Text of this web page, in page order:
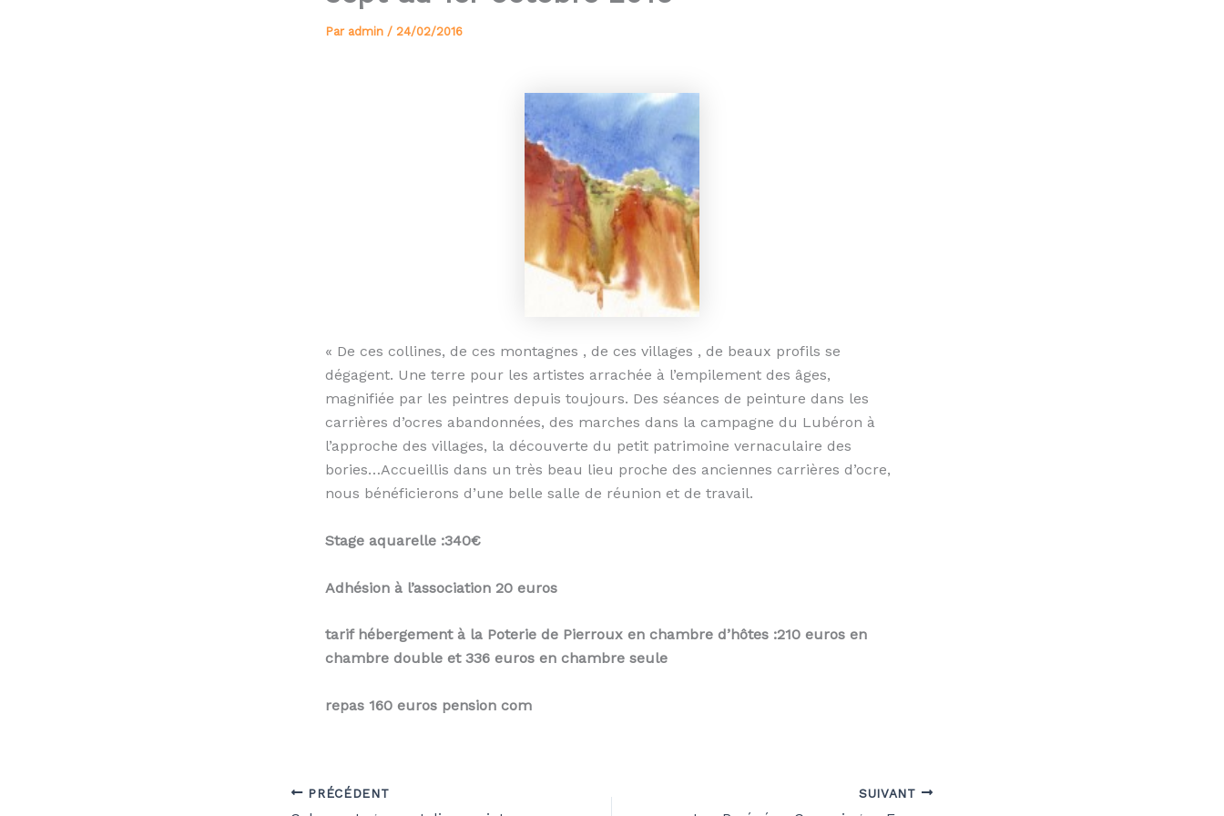
Par admin / 24/02/2016
« De ces collines, de ces montagnes , de ces villages , de beaux profils se
dégagent. Une terre pour les artistes arrachée à l’empilement des âges,
magnifiée par les peintres depuis toujours. Des séances de peinture dans les
carrières d’ocres abandonnées, des marches dans la campagne du Lubéron à
l’approche des villages, la découverte du petit patrimoine vernaculaire des
bories…Accueillis dans un très beau lieu proche des anciennes carrières d’ocre,
nous bénéficierons d’une belle salle de réunion et de travail.
Stage aquarelle :340€
Adhésion à l’association 20 euros
tarif hébergement à la Poterie de Pierroux en chambre d’hôtes :210 euros en
chambre double et 336 euros en chambre seule
repas 160 euros pension com
PRÉCÉDENT SUIVANT